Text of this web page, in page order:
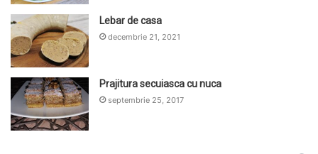
Lebar de casa
decembrie 21, 2021
Prajitura secuiasca cu nuca
septembrie 25, 2017